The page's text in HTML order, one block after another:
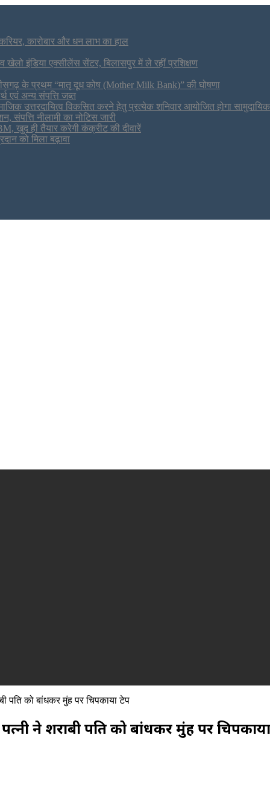
कारोबार और धन लाभ का हाल
खेलो इंडिया एक्सीलेंस सेंटर, बिलासपुर में ले रहीं प्रशिक्षण
के प्रथम “मातृ दूध कोष (Mother Milk Bank)” की घोषणा
एवं अन्य संपत्ति जब्त
उत्तरदायित्व विकसित करने हेतु प्रत्येक शनिवार आयोजित होगा
संपत्ति नीलामी का नोटिस जारी
खुद ही तैयार करेगी कंक्रीट की दीवारें
को मिला बढ़ावा
पति को बांधकर मुंह पर चिपकाया टेप
ने शराबी पति को बांधकर मुंह पर